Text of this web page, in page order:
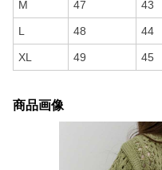
M 47 43
L 48 44
XL 49 45
商品画像